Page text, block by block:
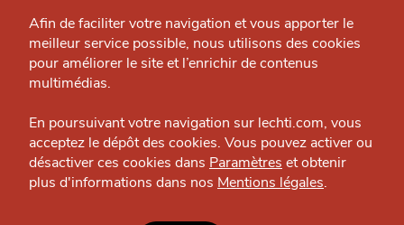
Grande Cause
Nous contacter
Politique éditoriale
Espace presse
HTITE
C
A
N
Préférences cookies
Site créé par
Afin de faciliter votre navigation et vous apporter le
meilleur service possible, nous utilisons des cookies
pour améliorer le site et l’enrichir de contenus
multimédias.
En poursuivant votre navigation sur lechti.com, vous
acceptez le dépôt des cookies. Vous pouvez activer ou
désactiver ces cookies dans Paramètres et obtenir
plus d'informations dans nos Mentions légales.
J'accepte Je refuse